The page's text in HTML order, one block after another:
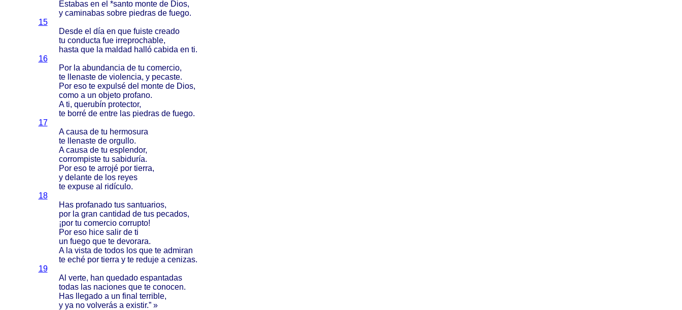
Estabasen el *santo montede Dios,
y caminabas sobre piedrasde fuego.
15
Desdeel día en que fuiste creado
tu conducta fue irreprochable,
hasta que la maldad halló cabida en ti.
16
Por la abundancia de tu comercio,
te
llenastede violencia, y pecaste.
Por eso te expulsédel montede Dios,
comoa un objeto profano.
A ti, querubín protector,
te borréde entrelas piedrasde fuego.
17
Acausa de tu hermosura
te
llenastede orgullo.
Acausa de tu esplendor,
corrompistetu sabiduría.
Por eso te arrojépor tierra,
y delantede los reyes
te expuseal ridículo.
18
Has profanadotus santuarios,
por la gran cantidad de tus pecados,
¡por tu comercio corrupto!
Por eso hice salirde ti
un fuegoque te devorara.
A la vista de todoslos que te admiran
te echépor tierra y te redujea cenizas.
19
Al verte, han quedado espantadas
todaslas nacionesque te conocen.
Has
llegadoa un final terrible,
y ya no volverása existir.” »